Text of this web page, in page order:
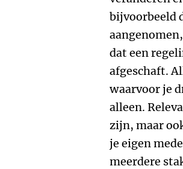
bijvoorbeeld
dat een
afgeschaft.
waarvoor je
alleen.
zijn, maar
je eigen
meerdere